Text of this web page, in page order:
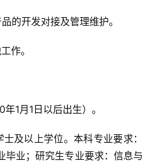
的开发对接及管理维护。
作。
1月1日以后出生）。
及以上学位。本科专业要求：
毕业；研究生专业要求：信息与